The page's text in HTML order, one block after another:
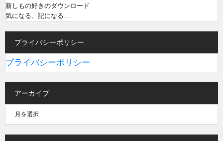
新しもの好きのダウンロード
気になる、記になる…
プライバシーポリシー
プライバシーポリシー
アーカイブ